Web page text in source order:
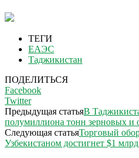
ТЕГИ
ЕАЭС
Таджикистан
ПОДЕЛИТЬСЯ
Facebook
Twitter
Предыдущая статьяВ
полумиллиона тонн зерновых и
Следующая статьяТорговый
Узбекистаном достигнет $1